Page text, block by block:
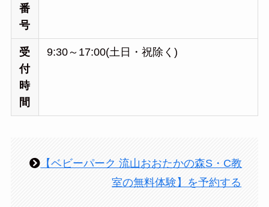
番
号
受
付
時
間
9:30～17:00(土日・祝除く)
【ベビーパーク 流山おおたかの森S・C教
室の無料体験】を予約する